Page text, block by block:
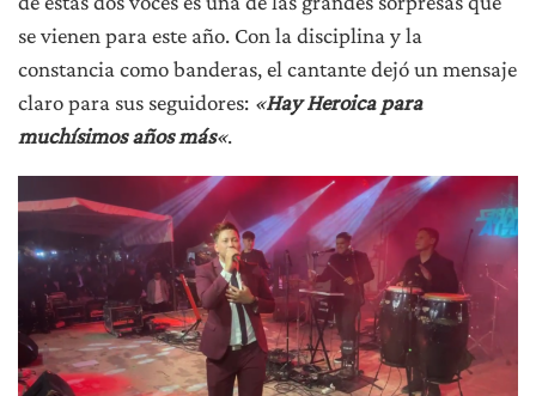
se vienen para este año. Con la disciplina y la
constancia como banderas, el cantante dejó un mensaje
claro para sus seguidores: «Hay Heroica para
muchísimos años más«.